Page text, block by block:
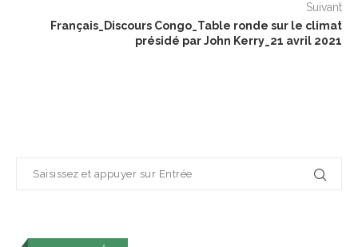
Suivant
Français_Discours Congo_Table ronde sur le climat
présidé par John Kerry_21 avril 2021